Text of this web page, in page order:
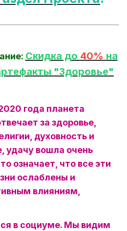
Скидка до 40% на
"Здоровье"
года планета
за здоровье,
духовность и
удачу вошла очень
означает, что все эти
ослаблены и
влияниям,
в социуме. Мы видим